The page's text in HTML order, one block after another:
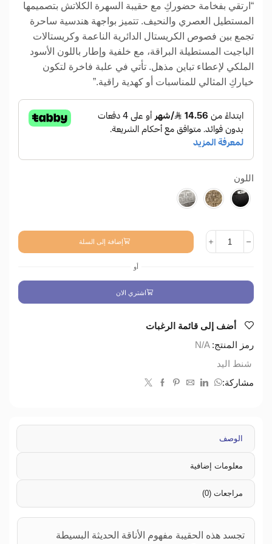
“ارتقي بفخامة حضوركِ مع حقيبة السهرة الكلاتش بتصميمها
المستطيل العصري والنحيف. تتميز بواجهة هندسية ساحرة
تجمع بين فصوص الكريستال الدائرية الناعمة وكريستالات
الباجيت المستطيلة البراقة، مع خلفية وإطار باللون الأسود
الملكي لإعطاء تباين مذهل. تأتي في علبة فاخرة لتكون
خياركِ المثالي للمناسبات أو كهدية راقية.”
اللون
إضافة إلى السلة
أو
اشتري الان
أضف إلى قائمة الرغبات
رمز المنتج: N/A
شنط اليد
مشاركة:
الوصف
معلومات إضافية
مراجعات (0)
تجسد هذه الحقيبة مفهوم الأناقة الحديثة البسيطة